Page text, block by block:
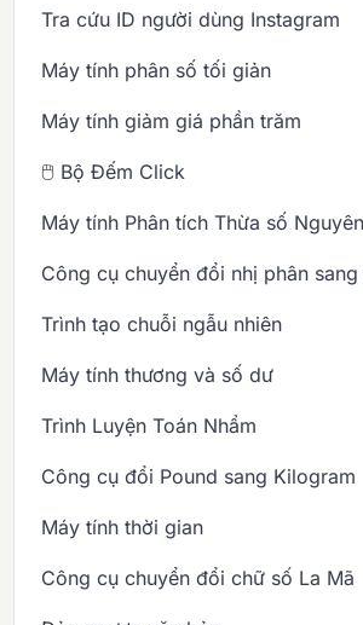
Tra cứu ID người dùng Instagram
Máy tính phân số tối giản
Máy tính giảm giá phần trăm
🖱️ Bộ Đếm Click
Máy tính Phân tích Thừa số
Công cụ chuyển đổi nhị phân
Trình tạo chuỗi ngẫu nhiên
Máy tính thương và số dư
Trình Luyện Toán Nhẩm
Công cụ đổi Pound sang Kilogram
Máy tính thời gian
Công cụ chuyển đổi chữ số La Mã